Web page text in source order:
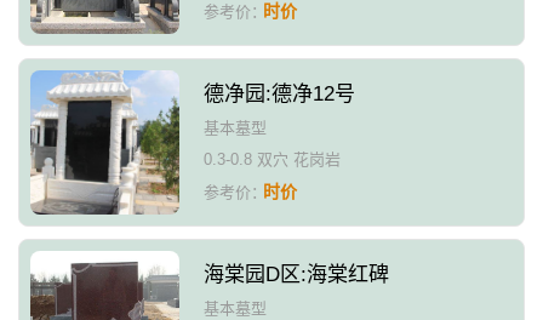
参考价：时价
德净园:德净12号
基本墓型
0.3-0.8 双穴 花岗岩
参考价：时价
海棠园D区:海棠红碑
基本墓型